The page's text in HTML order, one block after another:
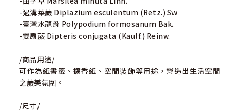
-過溝菜蕨 Diplazium esculentum (Retz.) Sw
-臺灣水龍骨 Polypodium formosanum Bak.
-雙扇蕨 Dipteris conjugata (Kaulf.) Reinw.
/商品用途/
可作為紙書籤、擴香紙、空間裝飾等用途，營造出生活空間
之蕨美氛圍。
/尺寸/